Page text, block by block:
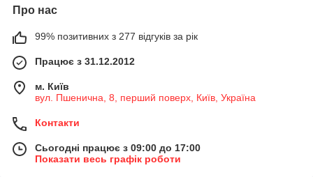
Про нас
99% позитивних з 277 відгуків за рік
Працює з 31.12.2012
м. Київ
вул. Пшенична, 8, перший поверх, Київ, Україна
Контакти
Сьогодні працює з 09:00 до 17:00
Показати весь графік роботи